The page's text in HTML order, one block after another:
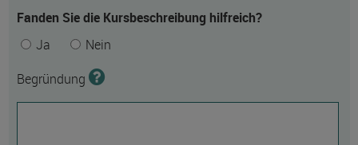
Fanden Sie die Kursbeschreibung hilfreich?
Ja
Nein
Begründung